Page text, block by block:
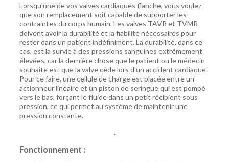
Lorsqu'une de vos valves cardiaques flanche, vous voulez
que son remplacement soit capable de supporter les
contraintes du corps humain. Les valves TAVR et TVMR
doivent avoir la durabilité et la fiabilité nécessaires pour
rester dans un patient indéfiniment. La durabilité, dans ce
cas, est la survie à des pressions sanguines extrêmement
élevées, car la dernière chose que le patient ou le médecin
souhaite est que la valve cède lors d'un accident cardiaque.
Pour ce faire, une cellule de charge est placée entre un
actionneur linéaire et un piston de seringue qui est pompé
vers le bas, forçant le fluide dans un petit récipient sous
pression, ce qui permet au système de maintenir une
pression constante.
.
Fonctionnement :